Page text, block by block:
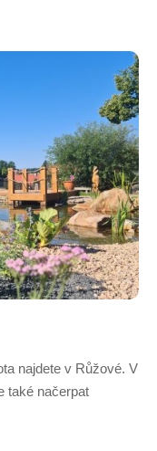
najdete v Růžové. V
také načerpat